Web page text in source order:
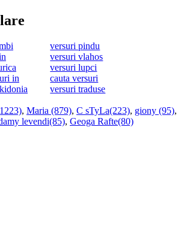
versuri pindu
versuri vlahos
versuri lupci
in
cauta versuri
versuri traduse
, Maria (879), C sTyLa(223), giony (95),
levendi(85), Geoga Rafte(80)